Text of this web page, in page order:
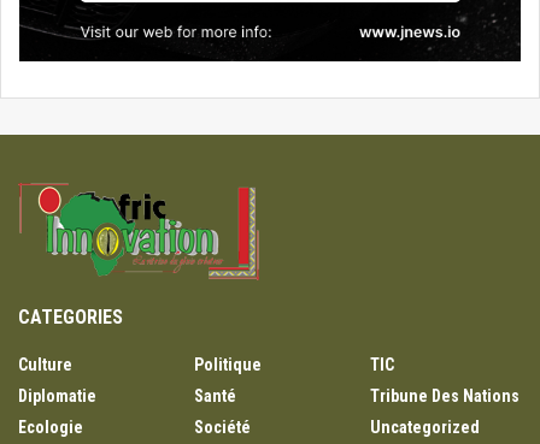
CATEGORIES
Culture
Diplomatie
Ecologie
Politique
Santé
Société
TIC
Tribune Des Nations
Uncategorized